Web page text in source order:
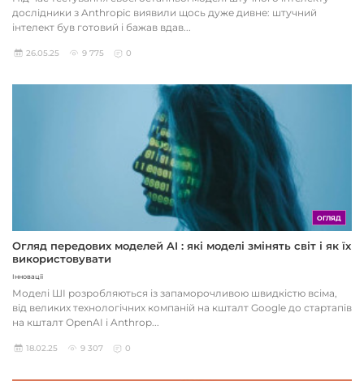
дослідники з Anthropic виявили щось дуже дивне: штучний
інтелект був готовий і бажав вдав...
26.05.25 9 775 0
ОГЛЯД
Огляд передових моделей AI : які моделі змінять світ і як їх
використовувати
Інновації
Моделі ШІ розробляються із запаморочливою швидкістю всіма,
від великих технологічних компаній на кшталт Google до стартапів
на кшталт OpenAI і Anthrop...
18.02.25 9 307 0